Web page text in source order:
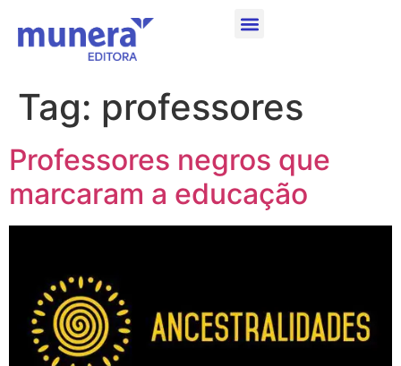
Tag: professores
Professores negros que
marcaram a educação